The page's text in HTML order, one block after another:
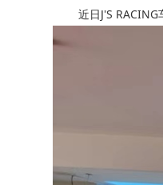
近日J'S RACING